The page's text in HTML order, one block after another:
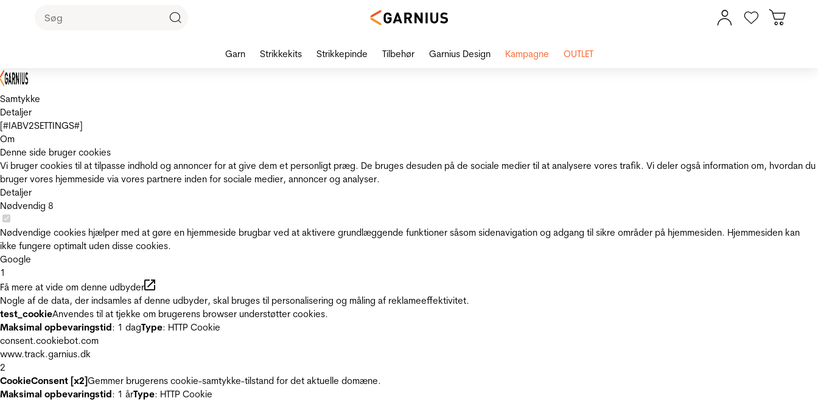
Samtykke
Detaljer
[#IABV2SETTINGS#]
Om
Denne side bruger cookies
Vi bruger cookies til at tilpasse indhold og annoncer for at give dem et personligt præg. De bruges desuden på de sociale medier til at analysere vores trafik. Vi deler også information om, hvordan du
bruger vores hjemmeside via vores partnere inden for sociale medier, annoncer og analyser.
Detaljer
Nødvendig 8
Nødvendige cookies hjælper med at gøre en hjemmeside brugbar ved at aktivere grundlæggende funktioner såsom sidenavigation og adgang til sikre områder på hjemmesiden. Hjemmesiden kan
ikke fungere optimalt uden disse cookies.
Google
1
Få mere at vide om denne udbyder
Nogle af de data, der indsamles af denne udbyder, skal bruges til personalisering og måling af reklameeffektivitet.
test_cookieAnvendes til at tjekke om brugerens browser understøtter cookies.
Maksimal opbevaringstid: 1 dagType: HTTP Cookie
consent.cookiebot.com
www.track.garnius.dk
2
CookieConsent [x2]Gemmer brugerens cookie-samtykke-tilstand for det aktuelle domæne.
Maksimal opbevaringstid: 1 årType: HTTP Cookie
Garn Strikkekits Strikkepinde Tilbehør Garnius Design Kampagne OUTLET